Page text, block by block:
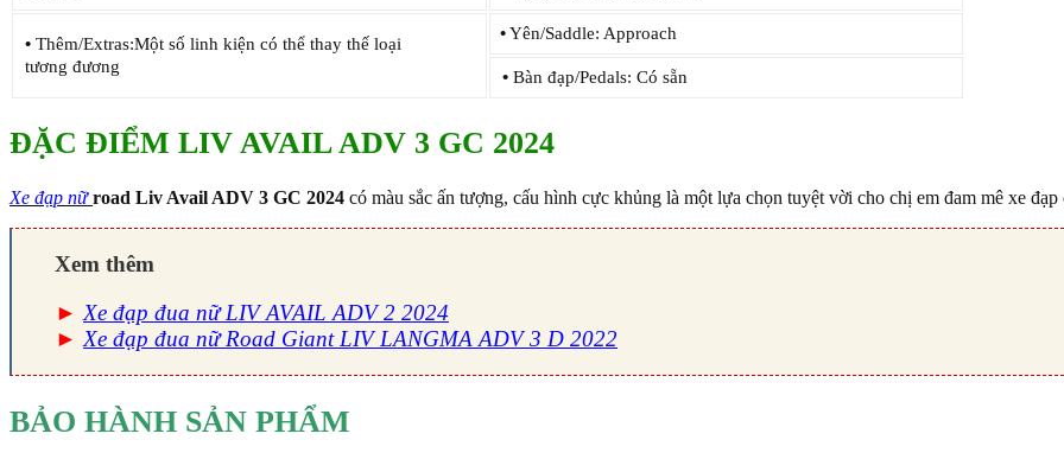
• Thêm/Extras:Một số linh kiện có thể thay thế loại
tương đương
•Yên/Saddle: Approach
• Bàn đạp/Pedals: Có sẵn
ĐẶC ĐIỂM LIV AVAIL ADV 3 GC 2024
Xe đạp nữ road Liv Avail ADV 3 GC 2024 có màu sắc ấn tượng, cấu hình cực khủng là một lựa chọn tuyệt vời cho chị em đam mê xe
Xem thêm
► Xe đạp đua nữ LIV AVAIL ADV 2 2024
► Xe đạp đua nữ Road Giant LIV LANGMA ADV 3 D 2022
BẢO HÀNH SẢN PHẨM